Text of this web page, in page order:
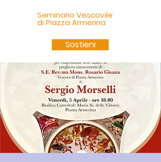
Seminario Vescovile
di Piazza Armerina
Sostieni